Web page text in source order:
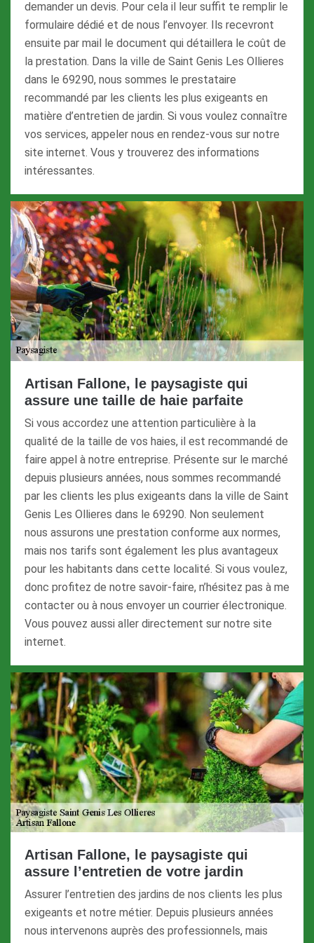
demander un devis. Pour cela il leur suffit te remplir le
formulaire dédié et de nous l’envoyer. Ils recevront
ensuite par mail le document qui détaillera le coût de
la prestation. Dans la ville de Saint Genis Les Ollieres
dans le 69290, nous sommes le prestataire
recommandé par les clients les plus exigeants en
matière d’entretien de jardin. Si vous voulez connaître
vos services, appeler nous en rendez-vous sur notre
site internet. Vous y trouverez des informations
intéressantes.
Artisan Fallone, le paysagiste qui
assure une taille de haie parfaite
Si vous accordez une attention particulière à la
qualité de la taille de vos haies, il est recommandé de
faire appel à notre entreprise. Présente sur le marché
depuis plusieurs années, nous sommes recommandé
par les clients les plus exigeants dans la ville de Saint
Genis Les Ollieres dans le 69290. Non seulement
nous assurons une prestation conforme aux normes,
mais nos tarifs sont également les plus avantageux
pour les habitants dans cette localité. Si vous voulez,
donc profitez de notre savoir-faire, n’hésitez pas à me
contacter ou à nous envoyer un courrier électronique.
Vous pouvez aussi aller directement sur notre site
internet.
Artisan Fallone, le paysagiste qui
assure l’entretien de votre jardin
Assurer l’entretien des jardins de nos clients les plus
exigeants et notre métier. Depuis plusieurs années
nous intervenons auprès des professionnels, mais